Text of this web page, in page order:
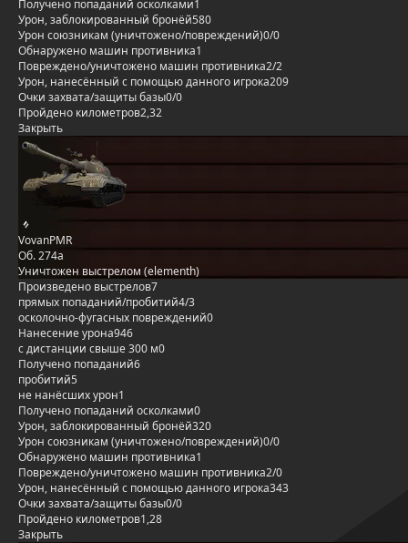
Получено попаданий осколками1
Урон, заблокированный бронёй580
Урон союзникам (уничтожено/повреждений)0/0
Обнаружено машин противника1
Повреждено/уничтожено машин противника2/2
Урон, нанесённый с помощью данного игрока209
Очки захвата/защиты базы0/0
Пройдено километров2,32
Закрыть
VovanPMR
Об. 274а
Уничтожен выстрелом (elementh)
Произведено выстрелов7
прямых попаданий/пробитий4/3
осколочно-фугасных повреждений0
Нанесение урона946
с дистанции свыше 300 м0
Получено попаданий6
пробитий5
не нанёсших урон1
Получено попаданий осколками0
Урон, заблокированный бронёй320
Урон союзникам (уничтожено/повреждений)0/0
Обнаружено машин противника1
Повреждено/уничтожено машин противника2/0
Урон, нанесённый с помощью данного игрока343
Очки захвата/защиты базы0/0
Пройдено километров1,28
Закрыть